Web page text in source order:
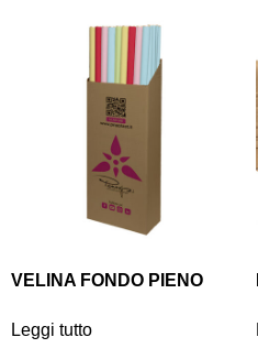
VELINA FONDO PIENO
Leggi tutto